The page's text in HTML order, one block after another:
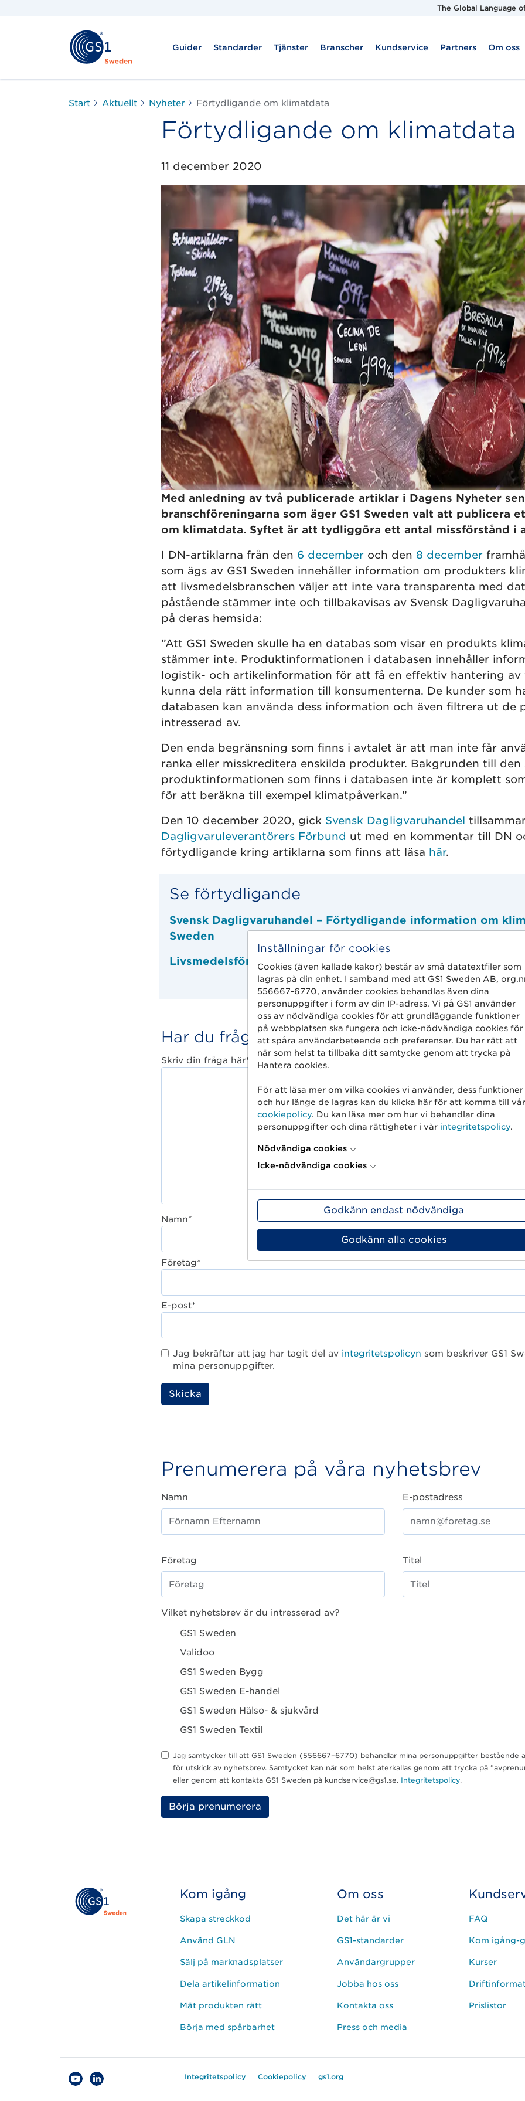
The Global Language
Guider Standarder Tjänster Branscher Kundservice Partners Om oss
Start Aktuellt Nyheter Förtydligande om klimatdata
Förtydligande om klimatdata
11 december 2020
Med anledning av två publicerade artiklar i Dagens Nyheter
branschföreningarna som äger GS1 Sweden valt att publicera
om klimatdata. Syftet är att tydliggöra ett antal missförstånd i
I DN-artiklarna från den 6 decemberoch den 8 december
som ägs av GS1 Sweden innehåller information om produkters
att livsmedelsbranschen väljer att inte vara transparenta med
påstående stämmer inte och tillbakavisas av Svensk
på deras hemsida:
”Att GS1 Sweden skulle ha en databas som visar en produkts
stämmer inte. Produktinformationen i databasen innehåller
logistik- och artikelinformation för att få en effektiv hantering av
kunna dela rätt information till konsumenterna. De kunder som
databasen kan använda dess information och även filtrera ut de
intresserad av.
Den enda begränsning som finns i avtalet är att man inte får
ranka eller misskreditera enskilda produkter. Bakgrunden till
produktinformationen som finns i databasen inte är komplett
för att beräkna till exempel klimatpåverkan.”
Den 10 december 2020, gick Svensk Dagligvaruhandel
Dagligvaruleverantörers Förbund ut med en kommentar till DN
förtydligande kring artiklarna som finns att läsa här.
Se förtydligande
Svensk Dagligvaruhandel – Förtydligande information om
Sweden
Livsmedelsföretagen – Välkommet förtydligande om
Har du frågor?
Skriv din fråga här*
Namn*
Företag*
E-post*
Jag bekräftar att jag har tagit del av integritetspolicyn som beskriver GS1
mina personuppgifter.
Lämna
detta
Prenumerera på våra nyhetsbrev
Namn E-postadress
Företag Titel
Vilket nyhetsbrev är du intresserad av?
GS1 Sweden
Validoo
GS1 Sweden Bygg
GS1 Sweden E-handel
GS1 Sweden Hälso- & sjukvård
GS1 Sweden Textil
Jag samtycker till att GS1 Sweden (556667–6770) behandlar mina personuppgifter bestående
för utskick av nyhetsbrev. Samtycket kan när som helst återkallas genom att trycka på
eller genom att kontakta GS1 Sweden på kundservice@gs1.se. Integritetspolicy.
Kom igång
Skapa streckkod
Använd GLN
Sälj på marknadsplatser
Dela artikelinformation
Mät produkten rätt
Börja med spårbarhet
Om oss
Det här är vi
GS1-standarder
Användargrupper
Jobba hos oss
Kontakta oss
Press och media
FAQ
Kom igång-
Kurser
Prislistor
Integritetspolicy Cookiepolicy gs1.org
Inställningar för cookies
Cookies (även kallade kakor) består av små datatextfiler som
lagras på din enhet. I samband med att GS1 Sweden AB,
556667-6770, använder cookies behandlas även dina
personuppgifter i form av din IP-adress. Vi på GS1 använder
oss av nödvändiga cookies för att grundläggande funktioner
på webbplatsen ska fungera och icke-nödvändiga cookies för
att spåra användarbeteende och preferenser. Du har rätt att
när som helst ta tillbaka ditt samtycke genom att trycka på
Hantera cookies.
För att läsa mer om vilka cookies vi använder, dess funktioner
och hur länge de lagras kan du klicka här för att komma till vår
cookiepolicy. Du kan läsa mer om hur vi behandlar dina
personuppgifter och dina rättigheter i vår integritetspolicy.
Nödvändiga cookies
Icke-nödvändiga cookies
Godkänn endast nödvändiga
Godkänn alla cookies